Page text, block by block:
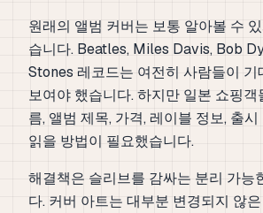
원래의 앨범 커버는 보통 알아볼 수
습니다. Beatles, Miles Davis, Bob
Stones 레코드는 여전히 사람들이 기
보여야 했습니다. 하지만 일본 쇼핑객
름, 앨범 제목, 가격, 레이블 정보, 출
읽을 방법이 필요했습니다.
해결책은 슬리브를 감싸는 분리 가능
다. 커버 아트는 대부분 변경되지 않